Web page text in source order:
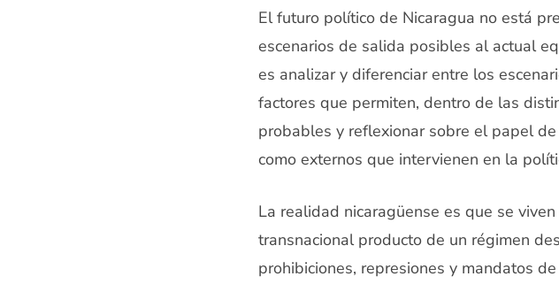
El futuro político de Nicaragua no está
escenarios de salida posibles al actual
es analizar y diferenciar entre los
factores que permiten, dentro de las
probables y reflexionar sobre el papel
como externos que intervienen en la
La realidad nicaragüense es que se
transnacional producto de un régimen
prohibiciones, represiones y mandatos